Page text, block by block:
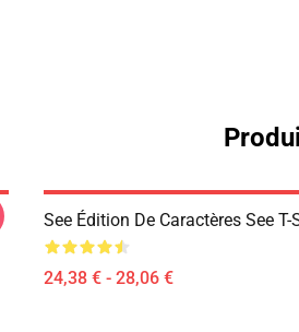
See Édition De Caractères See T-
24,38 € - 28,06 €